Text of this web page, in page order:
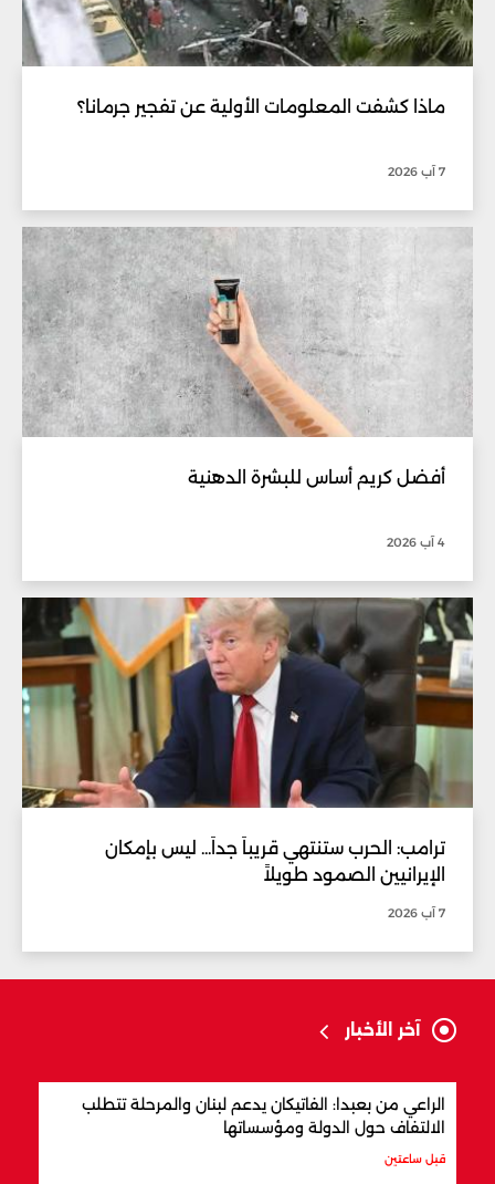
ماذا كشفت المعلومات الأولية عن تفجير جرمانا؟
7 آب 2026
أفضل كريم أساس للبشرة الدهنية
4 آب 2026
ترامب: الحرب ستنتهي قريباً جداً... ليس بإمكان
الإيرانيين الصمود طويلاً
7 آب 2026
آخر الأخبار
الراعي من بعبدا: الفاتيكان يدعم لبنان والمرحلة تتطلب
الالتفاف حول الدولة ومؤسساتها
قبل ساعتين